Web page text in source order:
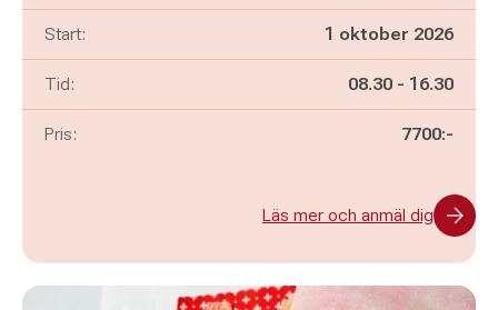
Start: 1 oktober 2026
Tid: Pågår mellan
08.30 - och
16.30
Pris: 7700:-
Läs mer och anmäl dig